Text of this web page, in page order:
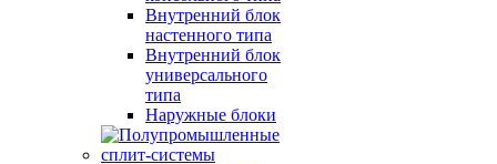
Внутренний блок
настенного типа
Внутренний блок
универсального
типа
Наружные блоки